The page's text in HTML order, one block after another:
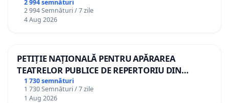
2 994 semnături
2 994 Semnături / 7 zile
4 Aug 2026
PETIȚIE NAȚIONALĂ PENTRU APĂRAREA
TEATRELOR PUBLICE DE REPERTORIU DIN
ROMÂNIA
1 730 semnături
1 730 Semnături / 7 zile
1 Aug 2026